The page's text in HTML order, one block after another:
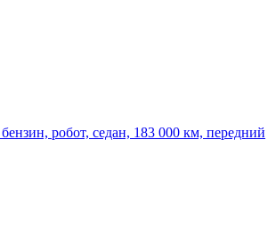
робот, седан, 183 000 км, передний